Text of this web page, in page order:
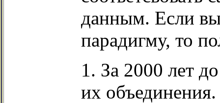
данным. Если
парадигму, то
1. За 2000 лет
их